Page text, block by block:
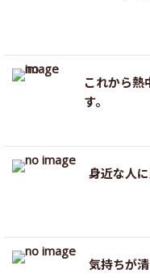
これから熱
す。
身近な人
気持ちが